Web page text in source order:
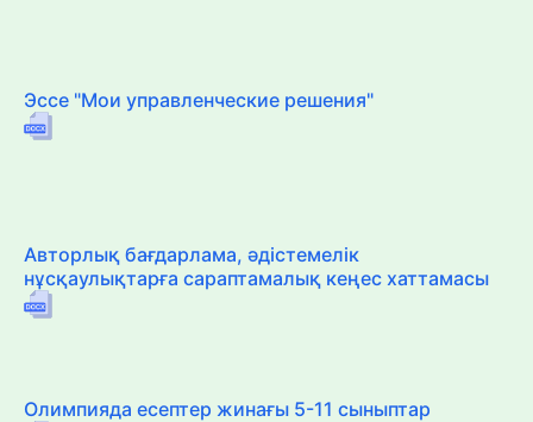
Эссе "Мои управленческие решения"
Авторлық бағдарлама, әдістемелік
нұсқаулықтарға сараптамалық кеңес хаттамасы
Олимпияда есептер жинағы 5-11 сыныптар